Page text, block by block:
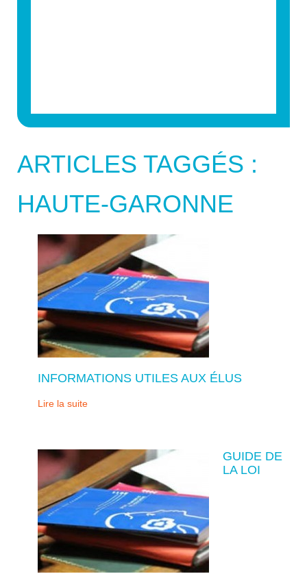
ARTICLES TAGGÉS :
HAUTE-GARONNE
INFORMATIONS UTILES AUX ÉLUS
Lire la suite
GUIDE DE
LA LOI